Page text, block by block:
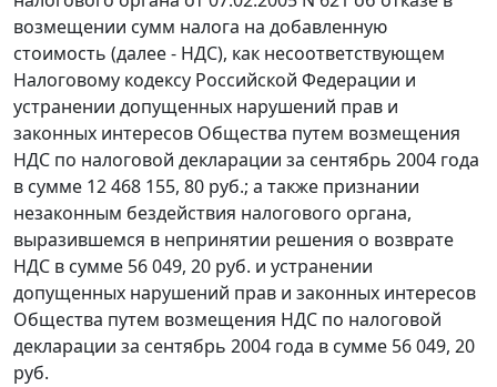
возмещении сумм налога на добавленную
стоимость (далее - НДС), как несоответствующем
Налоговому кодексу Российской Федерации и
устранении допущенных нарушений прав и
законных интересов Общества путем возмещения
НДС по налоговой декларации за сентябрь 2004 года
в сумме 12 468 155, 80 руб.; а также признании
незаконным бездействия налогового органа,
выразившемся в непринятии решения о возврате
НДС в сумме 56 049, 20 руб. и устранении
допущенных нарушений прав и законных интересов
Общества путем возмещения НДС по налоговой
декларации за сентябрь 2004 года в сумме 56 049, 20
руб.